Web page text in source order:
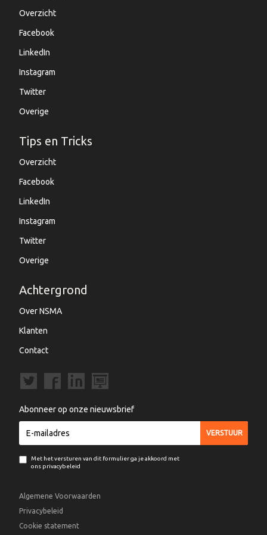
Overzicht
Facebook
LinkedIn
Instagram
Twitter
Overige
Tips en Tricks
Overzicht
Facebook
LinkedIn
Instagram
Twitter
Overige
Achtergrond
Over NSMA
Klanten
Contact
Abonneer op onze nieuwsbrief
Met het versturen van dit formulier ga je akkoord met
ons privacybeleid
Algemene Voorwaarden
Privacybeleid
Cookie statement